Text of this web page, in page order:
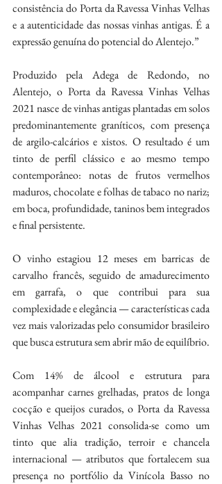
consistência do Porta da Ravessa Vinhas Velhas
e a autenticidade das nossas vinhas antigas. É a
expressão genuína do potencial do Alentejo.”
Produzido pela Adega de Redondo, no
Alentejo, o Porta da Ravessa Vinhas Velhas
2021 nasce de vinhas antigas plantadas em solos
predominantemente graníticos, com presença
de argilo-calcários e xistos. O resultado é um
tinto de perfil clássico e ao mesmo tempo
contemporâneo: notas de frutos vermelhos
maduros, chocolate e folhas de tabaco no nariz;
em boca, profundidade, taninos bem integrados
e final persistente.
O vinho estagiou 12 meses em barricas de
carvalho francês, seguido de amadurecimento
em garrafa, o que contribui para sua
complexidade e elegância — características cada
vez mais valorizadas pelo consumidor brasileiro
que busca estrutura sem abrir mão de equilíbrio.
Com 14% de álcool e estrutura para
acompanhar carnes grelhadas, pratos de longa
cocção e queijos curados, o Porta da Ravessa
Vinhas Velhas 2021 consolida-se como um
tinto que alia tradição, terroir e chancela
internacional — atributos que fortalecem sua
presença no portfólio da Vinícola Basso no